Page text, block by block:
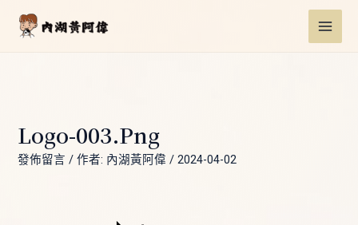
Logo-003.png
發佈留言 / 作者: 內湖黃阿偉/2024-04-02
navigation